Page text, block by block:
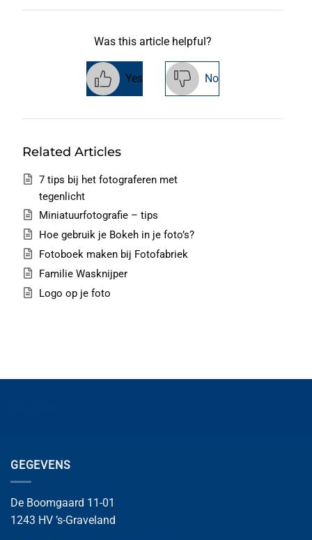
Was this article helpful?
Yes No
Related Articles
7 tips bij het fotograferen met
tegenlicht
Miniatuurfotografie – tips
Hoe gebruik je Bokeh in je foto’s?
Fotoboek maken bij Fotofabriek
Familie Wasknijper
Logo op je foto
GEGEVENS
De Boomgaard 11-01
1243 HV ’s-Graveland